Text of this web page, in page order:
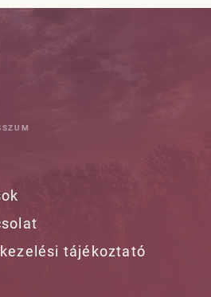
tájékoztató